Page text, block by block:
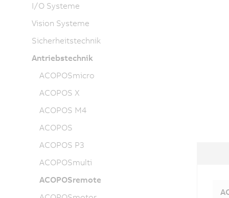
I/O Systeme
Vision Systeme
Sicherheitstechnik
Antriebstechnik
ACOPOSmicro
ACOPOS X
ACOPOS M4
ACOPOS
ACOPOS P3
ACOPOSmulti
ACOPOSremote